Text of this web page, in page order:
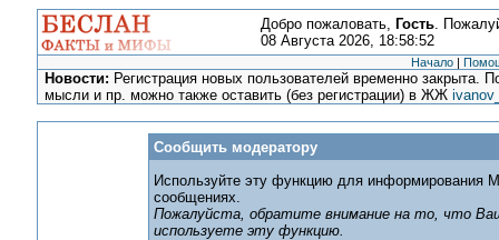
Добро пожаловать, Гость.
08 Августа 2026, 18:58:52
Начало |
Новости: Регистрация новых пользователей временно закрыта.
мысли и пр. можно также оставить (без регистрации) в ЖЖ
Сообщить модератору
Используйте эту функцию для информирования
сообщениях.
Пожалуйста, обратите внимание на то, что
используете эту функцию.